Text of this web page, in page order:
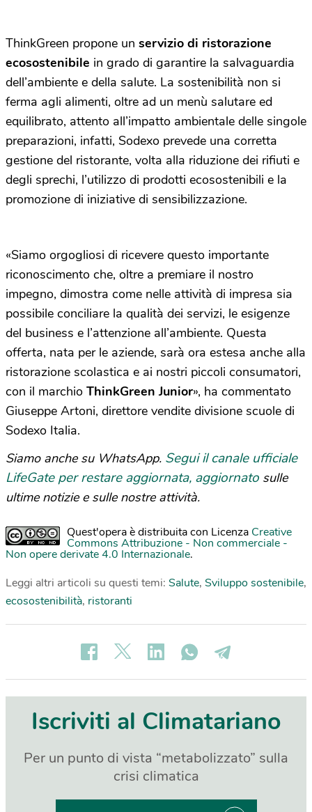
ThinkGreen propone un servizio di ristorazione
ecosostenibile in grado di garantire la salvaguardia
dell’ambiente e della salute. La sostenibilità non si
ferma agli alimenti, oltre ad un menù salutare ed
equilibrato, attento all’impatto ambientale delle singole
preparazioni, infatti, Sodexo prevede una corretta
gestione del ristorante, volta alla riduzione dei rifiuti e
degli sprechi, l’utilizzo di prodotti ecosostenibili e la
promozione di iniziative di sensibilizzazione.
«Siamo orgogliosi di ricevere questo importante
riconoscimento che, oltre a premiare il nostro
impegno, dimostra come nelle attività di impresa sia
possibile conciliare la qualità dei servizi, le esigenze
del business e l’attenzione all’ambiente. Questa
offerta, nata per le aziende, sarà ora estesa anche alla
ristorazione scolastica e ai nostri piccoli consumatori,
con il marchio ThinkGreen Junior», ha commentato
Giuseppe Artoni, direttore vendite divisione scuole di
Sodexo Italia.
Siamo anche su WhatsApp. Segui il canale ufficiale
LifeGate per restare aggiornata, aggiornato sulle
ultime notizie e sulle nostre attività.
Quest'opera è distribuita con Licenza Creative
Commons Attribuzione - Non commerciale -
Non opere derivate 4.0 Internazionale.
Leggi altri articoli su questi temi: Salute, Sviluppo sostenibile,
ecosostenibilità, ristoranti
Iscriviti al Climatariano
Per un punto di vista “metabolizzato” sulla
crisi climatica